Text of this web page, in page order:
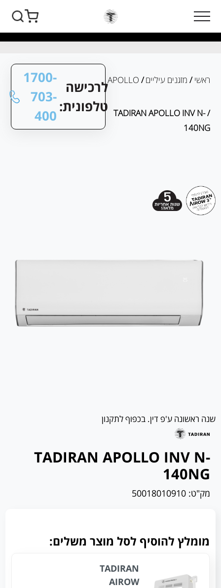
ראשי / מזגנים עיליים/
APOLLO
/ TADIRAN APOLLO INV N-
140NG
1700-
703-
400
לרכישה
טלפונית:
שנה ראשונה ע'פ דין. בכפוף לתקנון
TADIRAN APOLLO INV N-
140NG
מק"ט: 50018010910
מומלץ להוסיף לסל מוצר משלים:
TADIRAN
AIROW